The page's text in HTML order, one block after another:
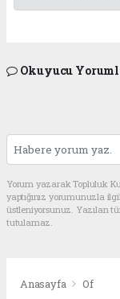
Okuyucu
Yorum yazarak Topluluk
yaptığınız yorumunuzla
üstleniyorsunuz. Yazılan
tutulamaz.
Anasayfa Of